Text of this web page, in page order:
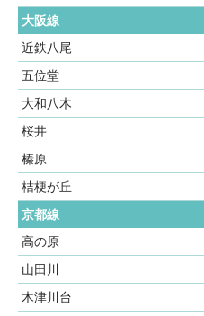
大阪線
近鉄八尾
五位堂
大和八木
桜井
榛原
桔梗が丘
京都線
高の原
山田川
木津川台